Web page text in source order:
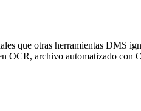
que otras herramientas DMS
OCR, archivo automatizado